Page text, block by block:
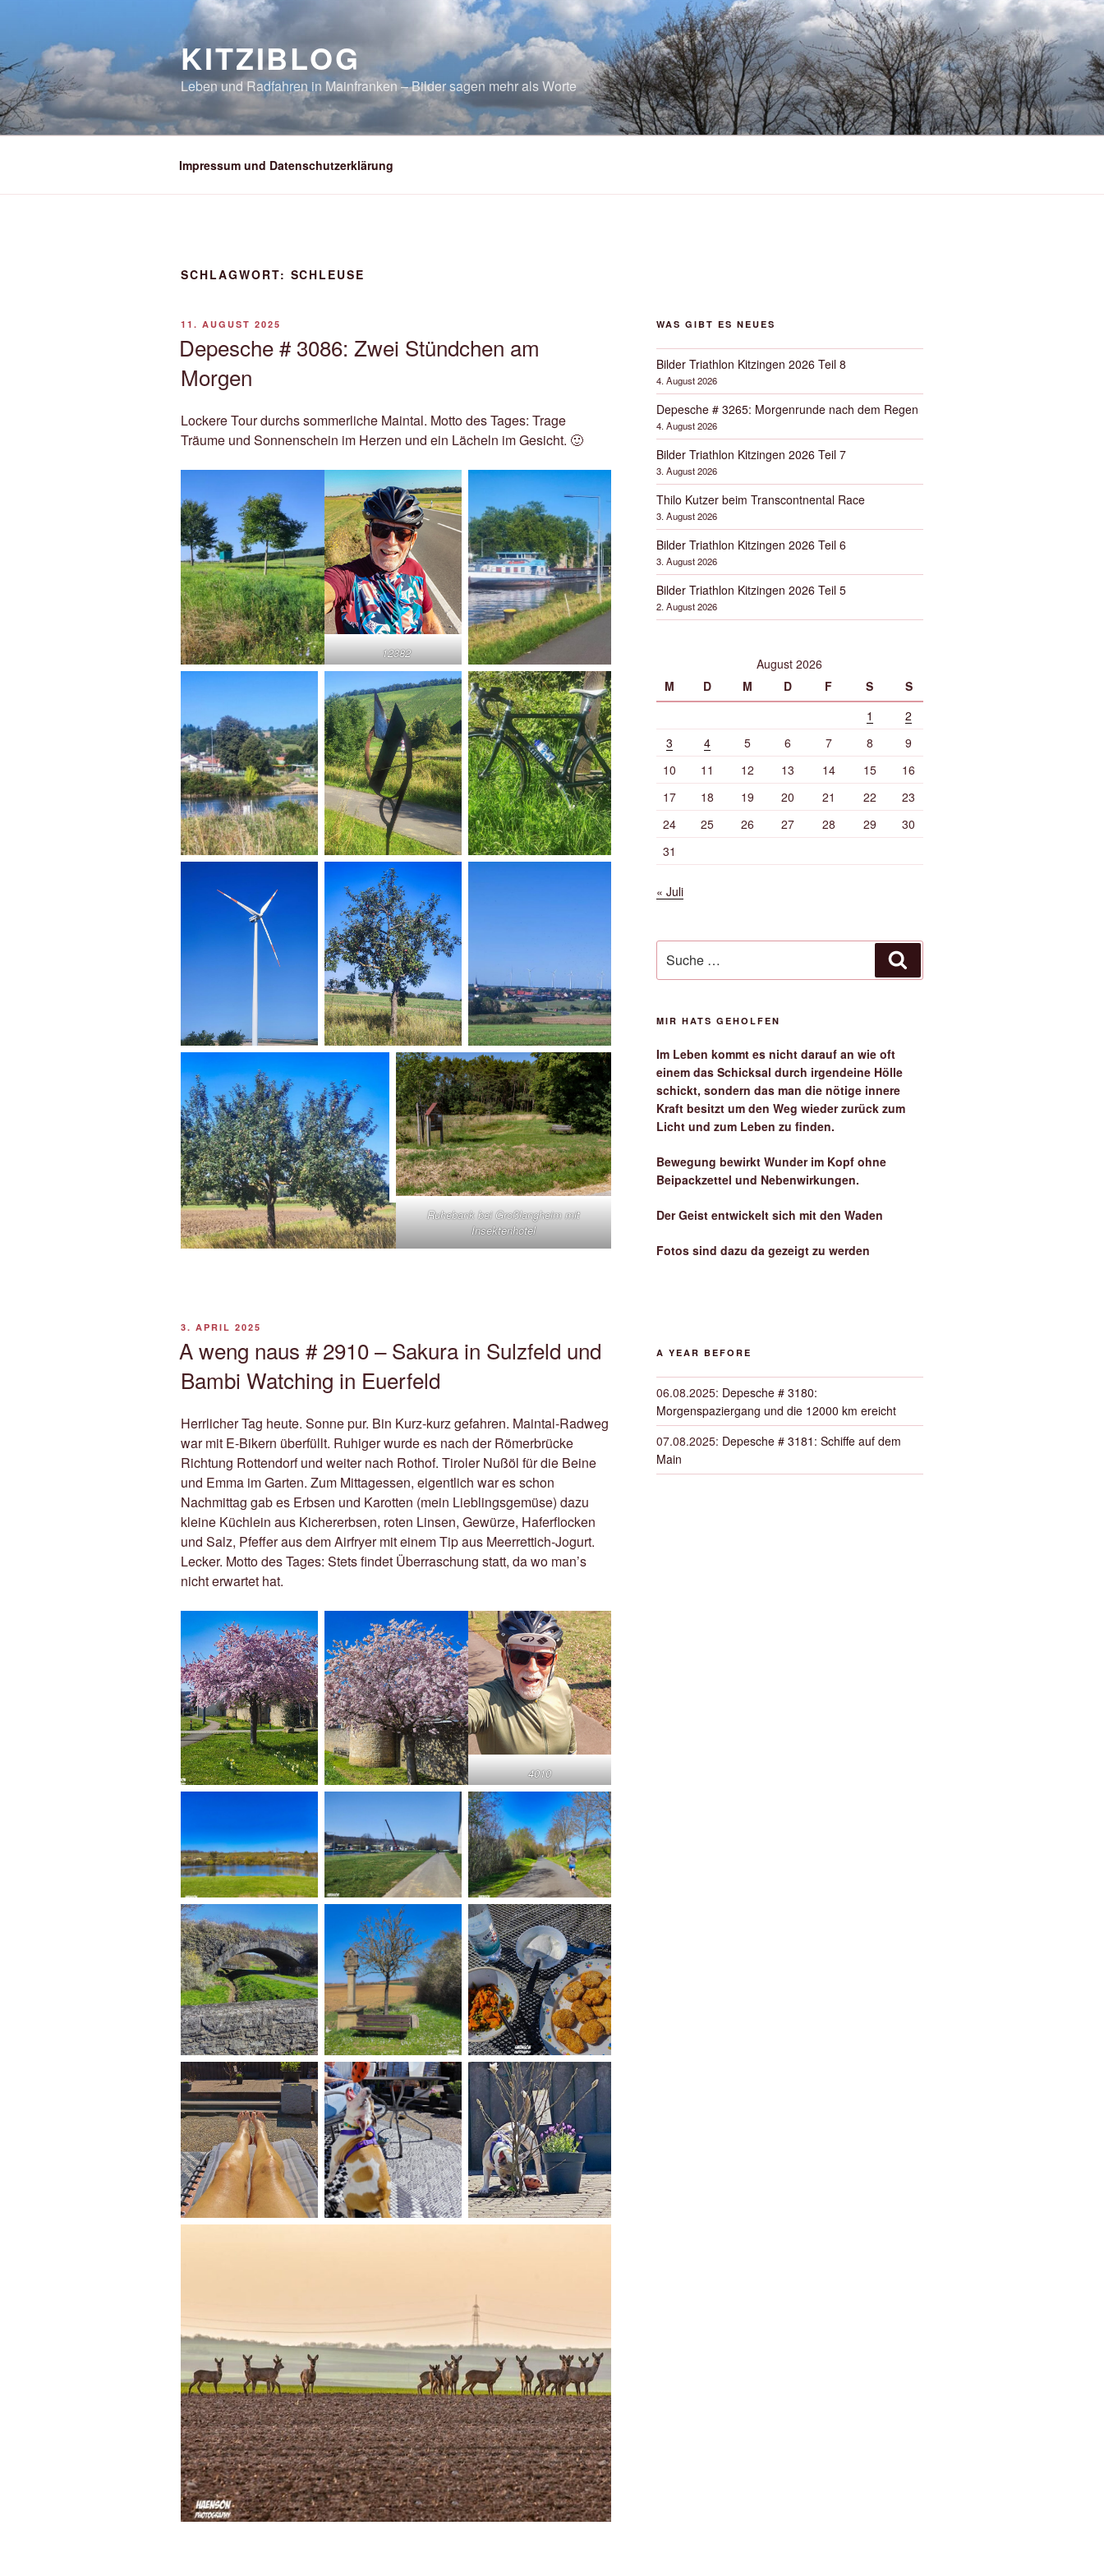
springen
KITZIBLOG
Leben und Radfahren in Mainfranken – Bilder sagen mehr als Worte
Impressum und Datenschutzerklärung
SCHLAGWORT: SCHLEUSE
VERÖFFENTLICHT
11. AUGUST 2025
Depesche # 3086: Zwei Stündchen am
Morgen
Lockere Tour durchs sommerliche Maintal. Motto des Tages: Trage
Träume und Sonnenschein im Herzen und ein Lächeln im Gesicht. 🙂
12382
Ruhebank bei Großlangheim mit
Insektenhotel
VERÖFFENTLICHT
3. APRIL 2025
A weng naus # 2910 – Sakura in Sulzfeld und
Bambi Watching in Euerfeld
Herrlicher Tag heute. Sonne pur. Bin Kurz-kurz gefahren. Maintal-Radweg
war mit E-Bikern überfüllt. Ruhiger wurde es nach der Römerbrücke
Richtung Rottendorf und weiter nach Rothof. Tiroler Nußöl für die Beine
und Emma im Garten. Zum Mittagessen, eigentlich war es schon
Nachmittag gab es Erbsen und Karotten (mein Lieblingsgemüse) dazu
kleine Küchlein aus Kichererbsen, roten Linsen, Gewürze, Haferflocken
und Salz, Pfeffer aus dem Airfryer mit einem Tip aus Meerrettich-Jogurt.
Lecker. Motto des Tages: Stets findet Überraschung statt, da wo man’s
nicht erwartet hat.
4010
WAS GIBT ES NEUES
Bilder Triathlon Kitzingen 2026 Teil 8
4. August 2026
Depesche # 3265: Morgenrunde nach dem Regen
4. August 2026
Bilder Triathlon Kitzingen 2026 Teil 7
3. August 2026
Thilo Kutzer beim Transcontnental Race
3. August 2026
Bilder Triathlon Kitzingen 2026 Teil 6
3. August 2026
Bilder Triathlon Kitzingen 2026 Teil 5
2. August 2026
August 2026
M
D M D F S
S
1
2
3
4 5 6 7 8
9
10
11 12 13 14 15
16
17
18 19 20 21 22
23
24
25 26 27 28 29
30
31
« Juli
nach:
MIR HATS GEHOLFEN
Im Leben kommt es nicht darauf an wie oft
einem das Schicksal durch irgendeine Hölle
schickt, sondern das man die nötige innere
Kraft besitzt um den Weg wieder zurück zum
Licht und zum Leben zu finden.
Bewegung bewirkt Wunder im Kopf ohne
Beipackzettel und Nebenwirkungen.
Der Geist entwickelt sich mit den Waden
Fotos sind dazu da gezeigt zu werden
A YEAR BEFORE
06.08.2025: Depesche # 3180:
Morgenspaziergang und die 12000 km ereicht
07.08.2025: Depesche # 3181: Schiffe auf dem
Main